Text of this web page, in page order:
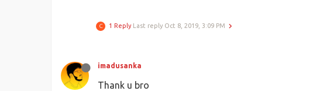
C 1 Reply Last reply Oct 8, 2019, 3:09 PM
imadusanka
Thank u bro